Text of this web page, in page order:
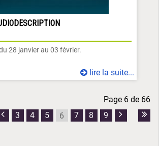
28 janvier au 03 février.
lire la suite...
Page 6 de 66
Page
3 4 5 6 7 8 9
Page